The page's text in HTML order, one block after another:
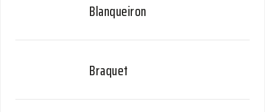
Blanqueiron
Braquet